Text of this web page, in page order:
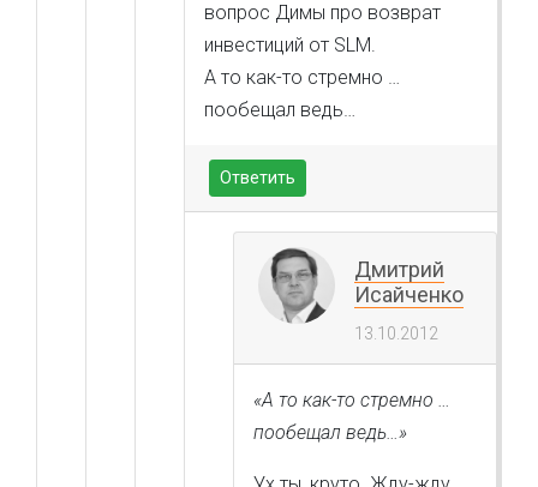
вопрос Димы про возврат
инвестиций от SLM.
А то как-то стремно …
пообещал ведь…
Ответить
Дмитрий
Исайченко
13.10.2012
«А то как-то стремно …
пообещал ведь…»